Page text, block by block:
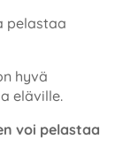
pelastaa
hyvä
eläville.
voi pelastaa